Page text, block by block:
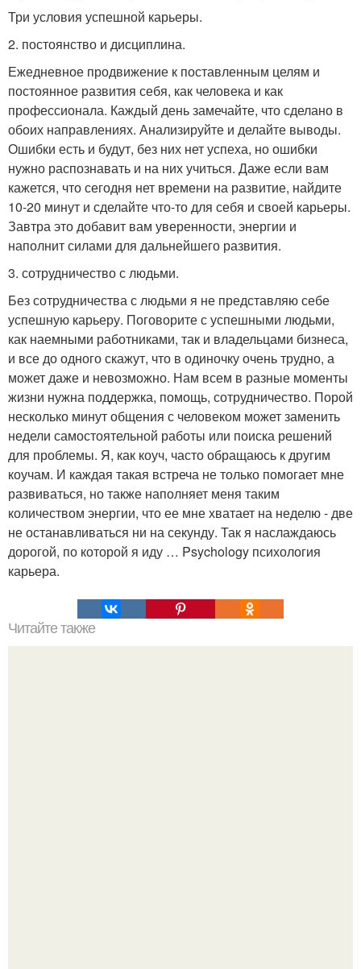
Три условия успешной карьеры.
2. постоянство и дисциплина.
Ежедневное продвижение к поставленным целям и
постоянное развития себя, как человека и как
профессионала. Каждый день замечайте, что сделано в
обоих направлениях. Анализируйте и делайте выводы.
Ошибки есть и будут, без них нет успеха, но ошибки
нужно распознавать и на них учиться. Даже если вам
кажется, что сегодня нет времени на развитие, найдите
10-20 минут и сделайте что-то для себя и своей карьеры.
Завтра это добавит вам уверенности, энергии и
наполнит силами для дальнейшего развития.
3. сотрудничество с людьми.
Без сотрудничества с людьми я не представляю себе
успешную карьеру. Поговорите с успешными людьми,
как наемными работниками, так и владельцами бизнеса,
и все до одного скажут, что в одиночку очень трудно, а
может даже и невозможно. Нам всем в разные моменты
жизни нужна поддержка, помощь, сотрудничество. Порой
несколько минут общения с человеком может заменить
недели самостоятельной работы или поиска решений
для проблемы. Я, как коуч, часто обращаюсь к другим
коучам. И каждая такая встреча не только помогает мне
развиваться, но также наполняет меня таким
количеством энергии, что ее мне хватает на неделю - две
не останавливаться ни на секунду. Так я наслаждаюсь
дорогой, по которой я иду … Psychology психология
карьера.
Читайте также